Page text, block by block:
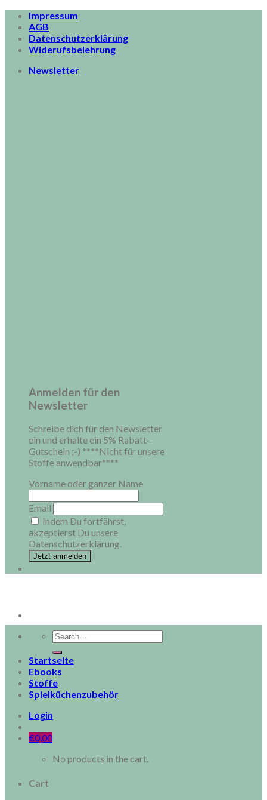
Skip
content
Impressum
AGB
Datenschutzerklärung
Widerufsbelehrung
Newsletter
Anmelden für den
Newsletter
Schreibe dich für den Newsletter
ein und erhalte ein 5% Rabatt-
Gutschein ;-) ****Nicht für unsere
Stoffe anwendbar****
Vorname oder ganzer Name
Email
Indem Du fortfährst,
akzeptierst Du unsere
Datenschutzerklärung.
Search
for:
Startseite
Ebooks
Stoffe
Spielküchenzubehör
Login
€0,00
No products in the cart.
Cart